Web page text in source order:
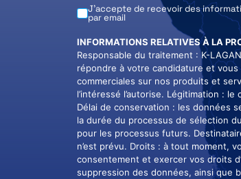
J'accepte de recevoir des
par email
INFORMATIONS RELATIVES À LA
Responsable du traitement : K-
répondre à votre candidature et
commerciales sur nos produits et
l’intéressé l’autorise. Légitimation :
Délai de conservation : les données
la durée du processus de sélection
pour les processus futurs.
n’est prévu. Droits : à tout moment,
consentement et exercer vos droits
suppression des données, ainsi que